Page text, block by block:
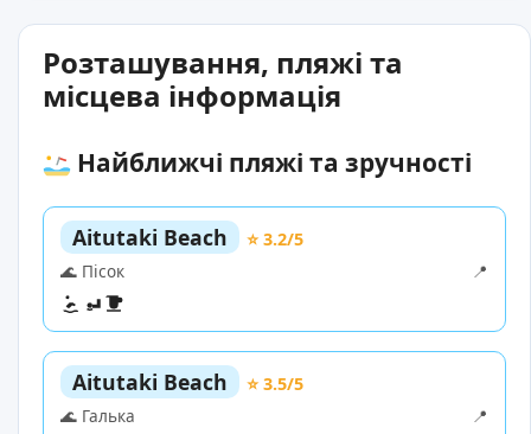
Розташування, пляжі та
місцева інформація
Найближчі пляжі та зручності
Aitutaki Beach
⭐ 3.2/5
🌊 Пісок
📍
Aitutaki Beach
⭐ 3.5/5
🌊 Галька
📍